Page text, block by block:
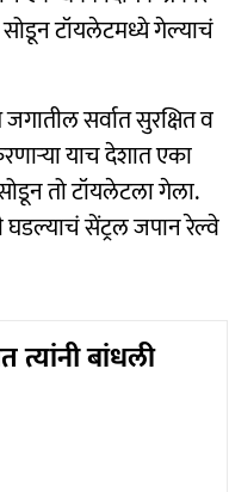
टॉयलेटमध्ये गेल्याचं
सर्वात सुरक्षित व
याच देशात एका
तो टॉयलेटला गेला.
घडल्याचं सेंट्रल जपान रेल्वे
बांधली